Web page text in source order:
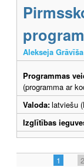
Alekseja
Programmas
(programma ar
Valoda:latviešu
Izglītības
1 2